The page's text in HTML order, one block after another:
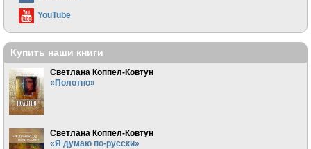
YouTube
Купить наши книги
Светлана Коппел-Ковтун
«Полотно»
Светлана Коппел-Ковтун
«Я думаю по-русски»